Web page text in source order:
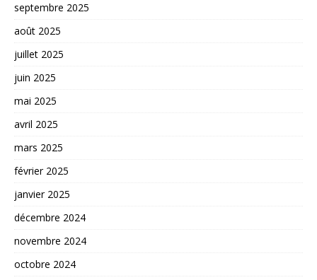
septembre 2025
août 2025
juillet 2025
juin 2025
mai 2025
avril 2025
mars 2025
février 2025
janvier 2025
décembre 2024
novembre 2024
octobre 2024